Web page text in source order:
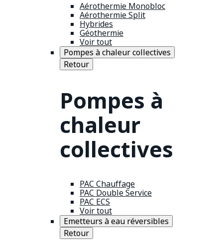
Aérothermie Monobloc
Aérothermie Split
Hybrides
Géothermie
Voir tout
Pompes à chaleur collectives
Retour
Pompes à
chaleur
collectives
PAC Chauffage
PAC Double Service
PAC ECS
Voir tout
Emetteurs à eau réversibles
Retour